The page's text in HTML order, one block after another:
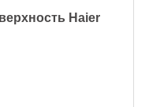
Haier